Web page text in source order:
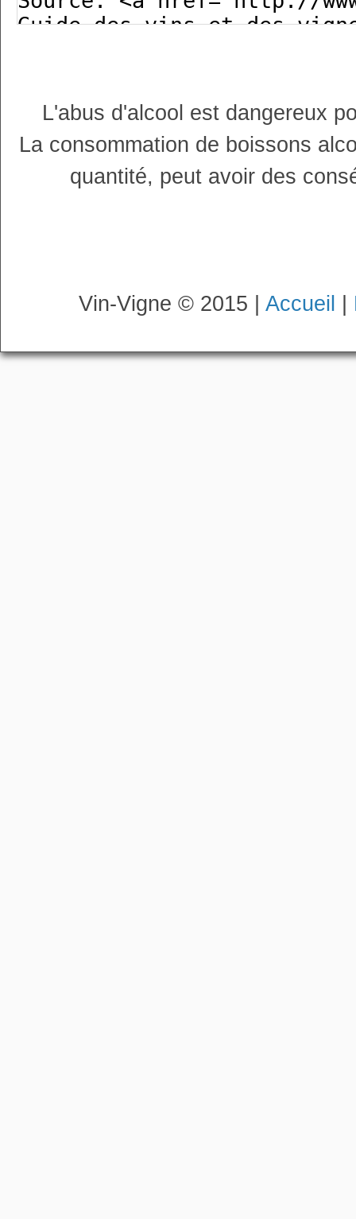
L'abus d'alcool est dangereux
La consommation de boissons
quantité, peut avoir des
Vin-Vigne © 2015 | Accueil